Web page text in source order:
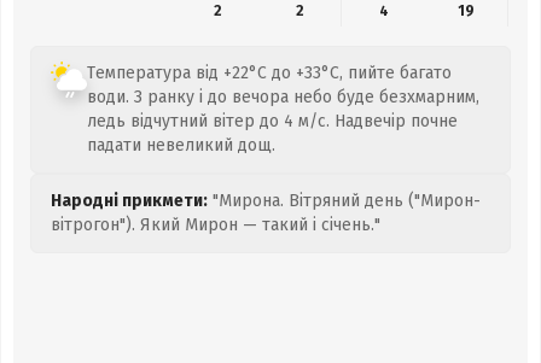
2
2 4 19
Температура від +22°C до +33°C, пийте багато
води. З ранку і до вечора небо буде безхмарним,
ледь відчутний вітер до 4 м/с. Надвечір почне
падати невеликий дощ.
Народні прикмети: "Мирона. Вітряний день ("Мирон-
вітрогон"). Який Мирон — такий і січень."